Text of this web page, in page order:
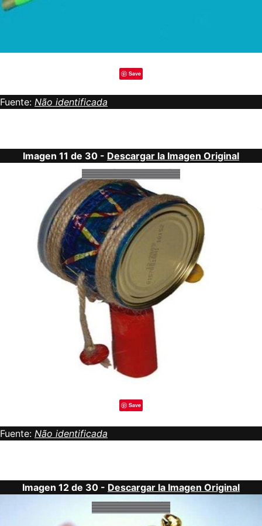
Save
Fuente: Não identificada
Imagen 11 de 30 - Descargar la Imagen Original
Save
Fuente: Não identificada
Imagen 12 de 30 - Descargar la Imagen Original